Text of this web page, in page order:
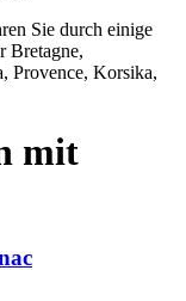
Sie durch einige
Bretagne,
Provence, Korsika,
mit